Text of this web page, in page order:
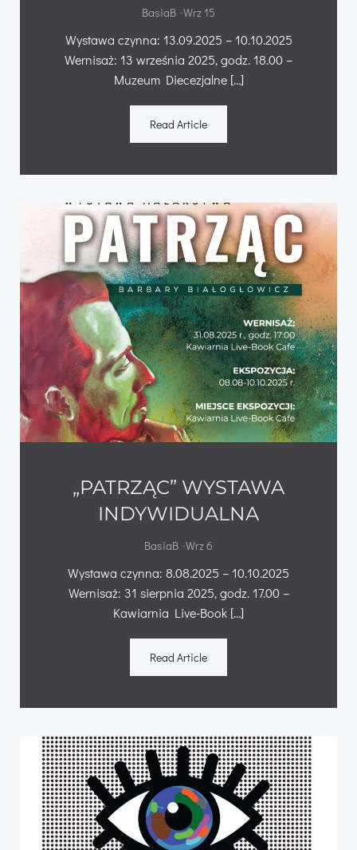
BasiaB -Wrz 15
Wystawa czynna: 13.09.2025 – 10.10.2025
Wernisaż: 13 września 2025, godz. 18.00 –
Muzeum Diecezjalne […]
Read Article
„PATRZĄC” WYSTAWA
INDYWIDUALNA
BasiaB -Wrz 6
Wystawa czynna: 8.08.2025 – 10.10.2025
Wernisaż: 31 sierpnia 2025, godz. 17.00 –
Kawiarnia Live-Book […]
Read Article